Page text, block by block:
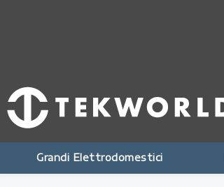
Grandi Elettrodomestici